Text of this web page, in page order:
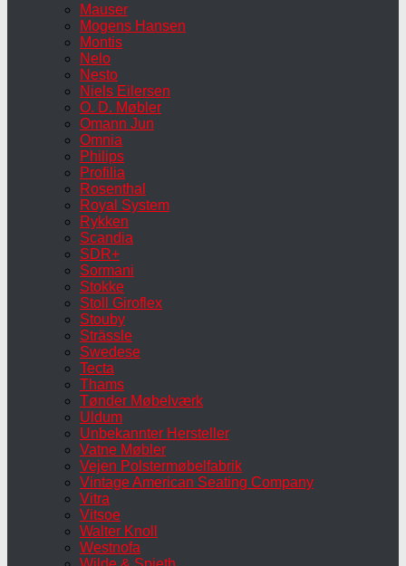
Mauser
Mogens Hansen
Montis
Nelo
Nesto
Niels Eilersen
O. D. Møbler
Omann Jun
Omnia
Philips
Profilia
Rosenthal
Royal System
Rykken
Scandia
SDR+
Sormani
Stokke
Stoll Giroflex
Stouby
Strässle
Swedese
Tecta
Thams
Tønder Møbelværk
Uldum
Unbekannter Hersteller
Vatne Møbler
Vejen Polstermøbelfabrik
Vintage American Seating Company
Vitra
Vitsoe
Walter Knoll
Westnofa